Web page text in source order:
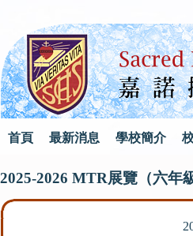
首頁 最新消息 學校簡介
2025-2026 MTR展覽（六年